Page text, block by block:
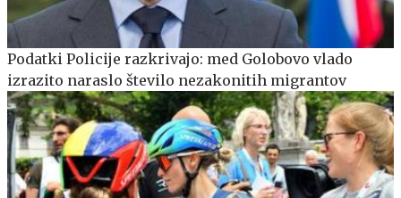
Podatki Policije razkrivajo: med Golobovo vlado
izrazito naraslo število nezakonitih migrantov